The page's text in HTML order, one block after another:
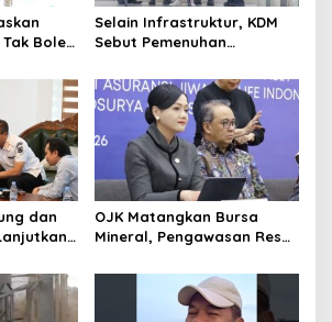
Boleh
Selain Infrastruktur, KDM
Sebut Pemenuhan
Masyarakat Jadi Fokus
APBD Jabar 2027
dan
OJK Matangkan Bursa
Mineral, Pengawasan Resmi